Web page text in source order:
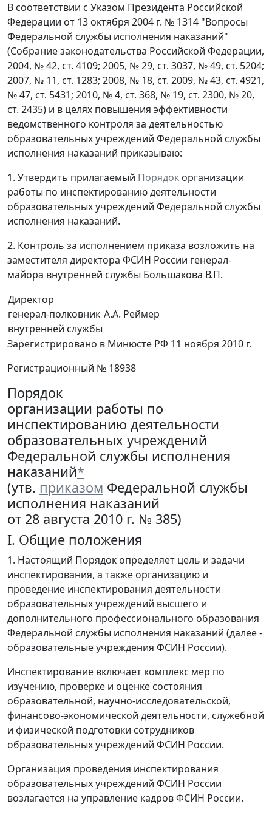
В соответствии с Указом Президента Российской
Федерации от 13 октября 2004 г. № 1314 "Вопросы
Федеральной службы исполнения наказаний"
(Собрание законодательства Российской Федерации,
2004, № 42, ст. 4109; 2005, № 29, ст. 3037, № 49, ст. 5204;
2007, № 11, ст. 1283; 2008, № 18, ст. 2009, № 43, ст. 4921,
№ 47, ст. 5431; 2010, № 4, ст. 368, № 19, ст. 2300, № 20,
ст. 2435) и в целях повышения эффективности
ведомственного контроля за деятельностью
образовательных учреждений Федеральной службы
исполнения наказаний приказываю:
1. Утвердить прилагаемый Порядок организации
работы по инспектированию деятельности
образовательных учреждений Федеральной службы
исполнения наказаний.
2. Контроль за исполнением приказа возложить на
заместителя директора ФСИН России генерал-
майора внутренней службы Большакова В.П.
Директор
генерал-полковник
внутренней службы
А.А. Реймер
Зарегистрировано в Минюсте РФ 11 ноября 2010 г.
Регистрационный № 18938
Порядок
организации работы по
инспектированию деятельности
образовательных учреждений
Федеральной службы исполнения
наказаний*
(утв. приказом Федеральной службы
исполнения наказаний
от 28 августа 2010 г. № 385)
I. Общие положения
1. Настоящий Порядок определяет цель и задачи
инспектирования, а также организацию и
проведение инспектирования деятельности
образовательных учреждений высшего и
дополнительного профессионального образования
Федеральной службы исполнения наказаний (далее -
образовательные учреждения ФСИН России).
Инспектирование включает комплекс мер по
изучению, проверке и оценке состояния
образовательной, научно-исследовательской,
финансово-экономической деятельности, служебной
и физической подготовки сотрудников
образовательных учреждений ФСИН России.
Организация проведения инспектирования
образовательных учреждений ФСИН России
возлагается на управление кадров ФСИН России.